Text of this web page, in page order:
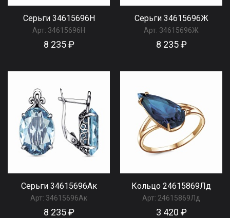
Серьги 34615696Н
Арт: 34615696Н
8 235 ₽
Серьги 34615696Ж
Арт: 34615696Ж
8 235 ₽
Серьги 34615696Ак
Арт: 34615696Ак
8 235 ₽
Кольцо 24615869Лд
Арт: 24615869Лд
3 420 ₽